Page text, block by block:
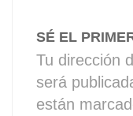
SÉ EL
Tu dirección
será
están